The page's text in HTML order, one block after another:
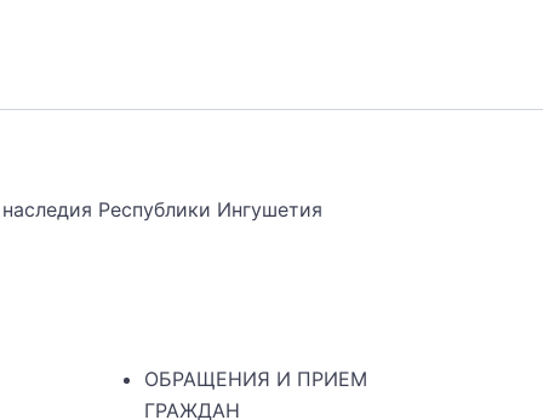
Республики Ингушетия
ОБРАЩЕНИЯ И ПРИЕМ
ГРАЖДАН